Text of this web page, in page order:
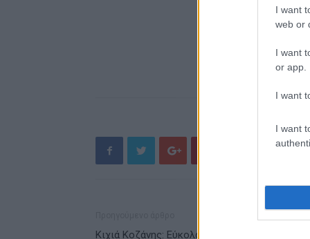
I want
web or
I want
or app.
I want
I want
Κιχιά Κοζάνης: Εύκολα και τραγανά στριφτά